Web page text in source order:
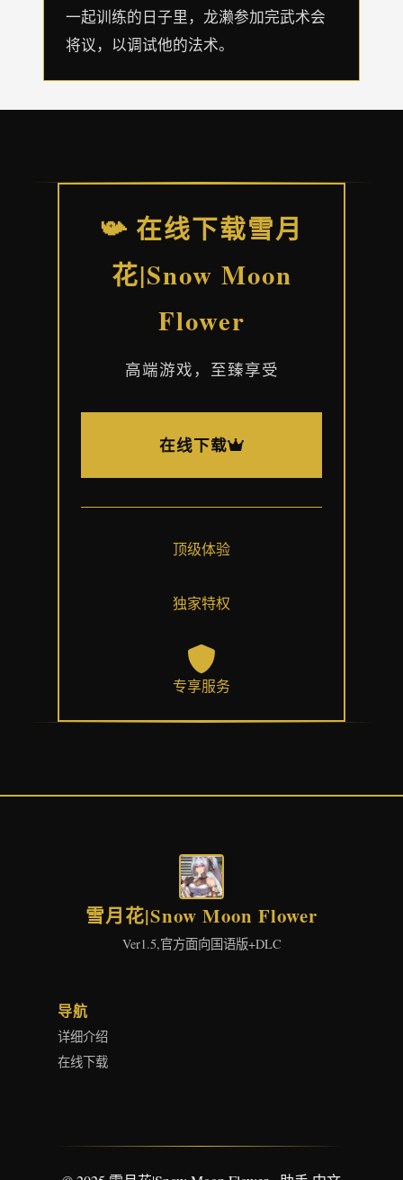
一起训练的日子里，龙濑参加完武术会
将议，以调试他的法术。
📯 在线下载雪月
花|Snow Moon
Flower
高端游戏，至臻享受
在线下载
顶级体验
独家特权
专享服务
雪月花|Snow Moon Flower
Ver1.5,官方面向国语版+DLC
导航
详细介绍
在线下载